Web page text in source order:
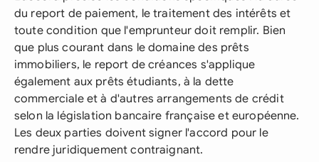
du report de paiement, le traitement des intérêts et
toute condition que l'emprunteur doit remplir. Bien
que plus courant dans le domaine des prêts
immobiliers, le report de créances s'applique
également aux prêts étudiants, à la dette
commerciale et à d'autres arrangements de crédit
selon la législation bancaire française et européenne.
Les deux parties doivent signer l'accord pour le
rendre juridiquement contraignant.